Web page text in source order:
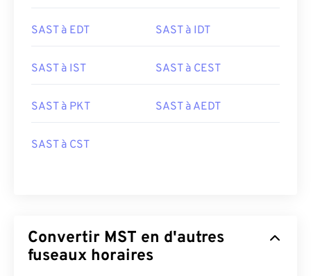
SAST à EDT SAST à IDT
SAST à IST SAST à CEST
SAST à PKT SAST à AEDT
SAST à CST
Convertir MST en d'autres
fuseaux horaires